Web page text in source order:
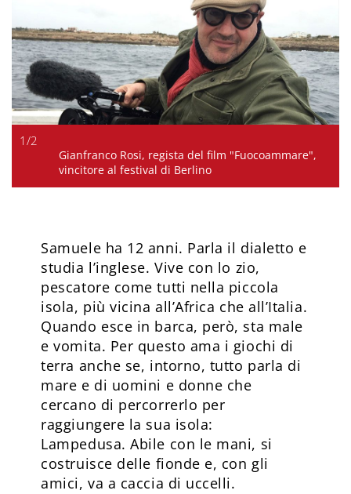
1 /2
Gianfranco Rosi, regista del film "Fuocoammare",
vincitore al festival di Berlino
Samuele ha 12 anni. Parla il dialetto e
studia l’inglese. Vive con lo zio,
pescatore come tutti nella piccola
isola, più vicina all’Africa che all’Italia.
Quando esce in barca, però, sta male
e vomita. Per questo ama i giochi di
terra anche se, intorno, tutto parla di
mare e di uomini e donne che
cercano di percorrerlo per
raggiungere la sua isola:
Lampedusa. Abile con le mani, si
costruisce delle fionde e, con gli
amici, va a caccia di uccelli.